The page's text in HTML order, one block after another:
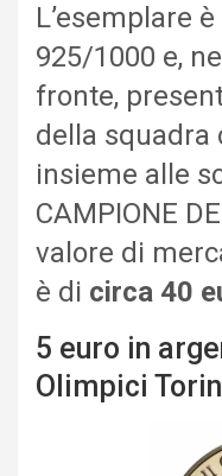
L’esemplare
925/1000 e,
fronte,
della squadra
insieme alle
CAMPIONE
valore di
è di circa 40
5 euro in
Olimpici